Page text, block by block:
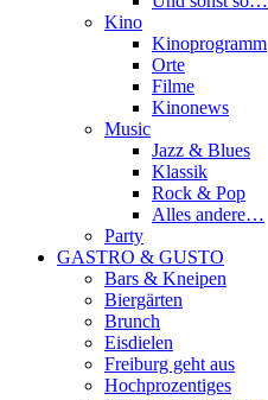
Kino
Kinoprogramm
Orte
Filme
Kinonews
Music
Jazz & Blues
Klassik
Rock & Pop
Alles andere…
Party
GASTRO & GUSTO
Bars & Kneipen
Biergärten
Brunch
Eisdielen
Freiburg geht aus
Hochprozentiges